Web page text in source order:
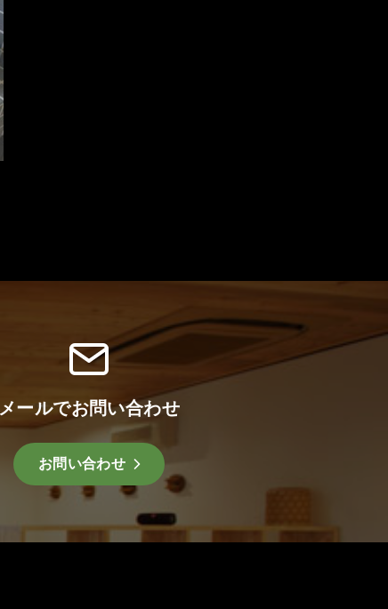
メールでお問い合わせ
お問い合わせ